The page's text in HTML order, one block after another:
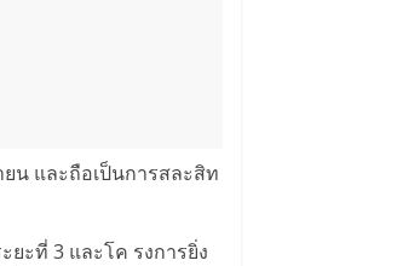
น และถือเป็นการสละสิท
ยะที่ 3 และโค รงการยิ่ง